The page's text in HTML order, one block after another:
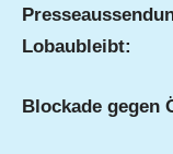
Lobaubleibt:
Blockade gegen